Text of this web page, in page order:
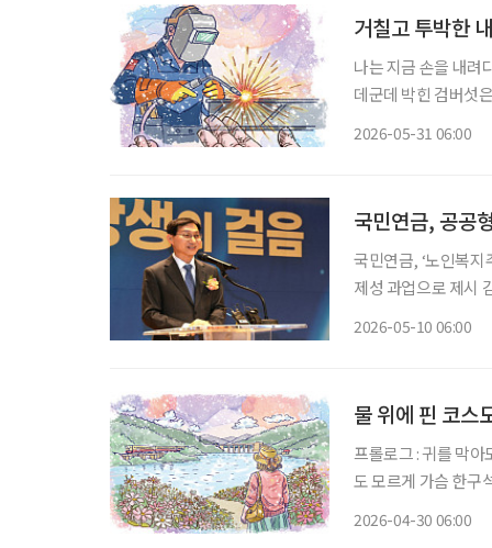
거칠고 투박한
나는 지금 손을 내려
데군데 박힌 검버섯
2026-05-31 06:00
국민연금, 공공
국민연금, ‘노인복지주택 사업성
제성 과업으로 제시 김성주 이사장, 취임 때 “청년·신혼부부 보금자리 투자” 언급하기도 국
2026-05-10 06:00
물 위에 핀 코스
프롤로그 : 귀를 막아도 들리는 소리 지금도 가끔 텔
도 모르게 가슴 한구
2026-04-30 06:00